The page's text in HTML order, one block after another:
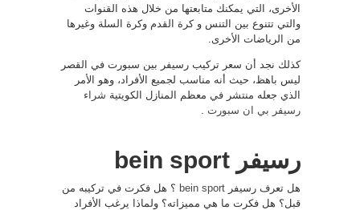
الأخرى، التي يمكنك متابعتها من خلال هذه القنوات
والتي تتنوع بين التنس و كرة القدم وكرة السلة وغيرها
من الرياضات الأخرى.
كذلك نجد أن سعر تركيب رسيفر بين سبورت في القصر
ليس باهظ، حيث أنه مناسب لجميع الأفراد، وهو الأمر
الذي جعله منتشر في معظم المنازل الكويتية شراء
رسيفر بي ان سبورت
رسيفر bein sport
هل تعرف رسيفر bein sport ؟ هل فكرت في تركيبه من
قبل؟ هل فكرت ما هي مميزاته؟ ولماذا يرغب الأفراد